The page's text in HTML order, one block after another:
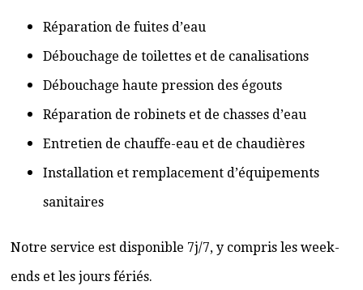
Réparation de fuites d’eau
Débouchage de toilettes et de canalisations
Débouchage haute pression des égouts
Réparation de robinets et de chasses d’eau
Entretien de chauffe-eau et de chaudières
Installation et remplacement d’équipements
sanitaires
Notre service est disponible 7j/7, y compris les week-
ends et les jours fériés.